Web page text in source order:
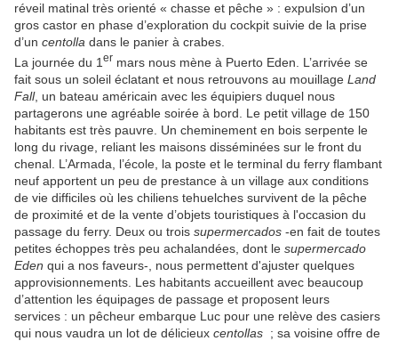
réveil matinal très orienté « chasse et pêche » : expulsion d’un
gros castor en phase d’exploration du cockpit suivie de la prise
d’un centolla dans le panier à crabes.
La journée du 1 er mars nous mène à Puerto Eden. L’arrivée se
fait sous un soleil éclatant et nous retrouvons au mouillage Land
Fall, un bateau américain avec les équipiers duquel nous
partagerons une agréable soirée à bord. Le petit village de 150
habitants est très pauvre. Un cheminement en bois serpente le
long du rivage, reliant les maisons disséminées sur le front du
chenal. L’Armada, l’école, la poste et le terminal du ferry flambant
neuf apportent un peu de prestance à un village aux conditions
de vie difficiles où les chiliens tehuelches survivent de la pêche
de proximité et de la vente d’objets touristiques à l'occasion du
passage du ferry. Deux ou trois supermercados -en fait de toutes
petites échoppes très peu achalandées, dont le supermercado
Eden qui a nos faveurs-, nous permettent d'ajuster quelques
approvisionnements. Les habitants accueillent avec beaucoup
d’attention les équipages de passage et proposent leurs
services : un pêcheur embarque Luc pour une relève des casiers
qui nous vaudra un lot de délicieux centollas ; sa voisine offre de